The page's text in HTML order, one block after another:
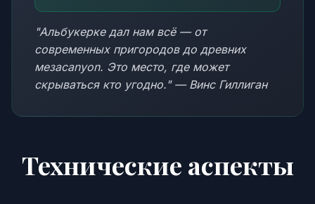
"Альбукерке дал нам всё — от
современных пригородов до древних
мезаcanyon. Это место, где может
скрываться кто угодно." — Винс Гиллиган
Технические аспекты